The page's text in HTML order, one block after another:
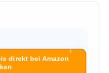
direkt bei Amazon
ℹ︎